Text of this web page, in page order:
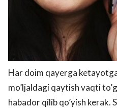
Har doim qayerga
mo’ljaldagi qaytish vaqti
habador qilib qo’yish kerak.